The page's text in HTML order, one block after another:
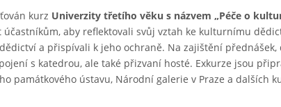
kurz Univerzity třetího věku s názvem „Péče o
aby reflektovali svůj vztah ke kulturnímu
a přispívali k jeho ochraně. Na zajištění přednášek,
s katedrou, ale také přizvaní hosté. Exkurze jsou
památkového ústavu, Národní galerie v Praze a dalších